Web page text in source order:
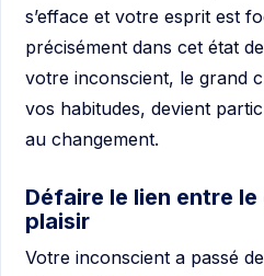
s’efface et votre esprit est
précisément dans cet état
votre inconscient, le grand
vos habitudes, devient
au changement.
Défaire le lien entre
plaisir
Votre inconscient a passé